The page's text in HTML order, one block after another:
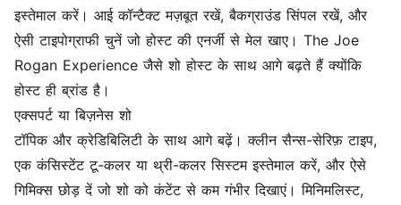
इस्तेमाल करें। आई कॉन्टैक्ट मज़बूत रखें, बैकग्राउंड सिंपल रखें, और
ऐसी टाइपोग्राफी चुनें जो होस्ट की एनर्जी से मेल खाए। The Joe
Rogan Experience जैसे शो होस्ट के साथ आगे बढ़ते हैं क्योंकि
होस्ट ही ब्रांड है।
एक्सपर्ट या बिज़नेस शो
टॉपिक और क्रेडिबिलिटी के साथ आगे बढ़ें। क्लीन सैन्स-सेरिफ़ टाइप,
एक कंसिस्टेंट टू-कलर या थ्री-कलर सिस्टम इस्तेमाल करें, और ऐसे
गिमिक्स छोड़ दें जो शो को कंटेंट से कम गंभीर दिखाएं। मिनिमलिस्ट,